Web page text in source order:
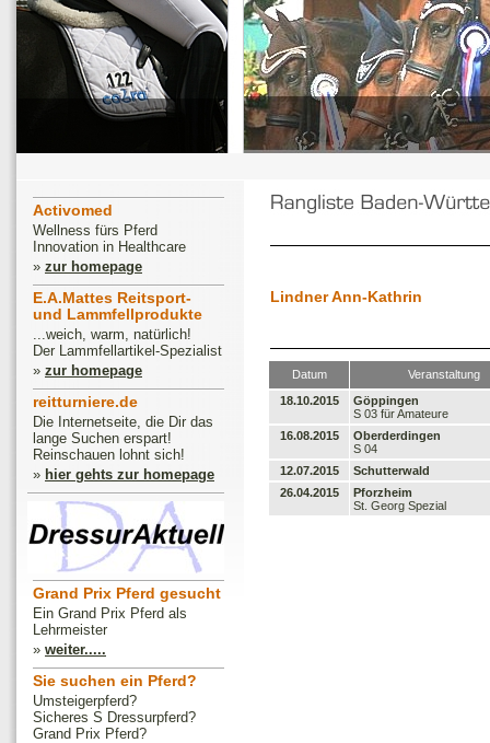
Activomed
Wellness fürs Pferd
Innovation in Healthcare
» zur homepage
E.A.Mattes Reitsport-
und Lammfellprodukte
...weich, warm, natürlich!
Der Lammfellartikel-Spezialist
» zur homepage
reitturniere.de
Die Internetseite, die Dir das
lange Suchen erspart!
Reinschauen lohnt sich!
» hier gehts zur homepage
Grand Prix Pferd gesucht
Ein Grand Prix Pferd als
Lehrmeister
» weiter.....
Sie suchen ein Pferd?
Umsteigerpferd?
Sicheres S Dressurpferd?
Grand Prix Pferd?
Lindner Ann-Kathrin
Datum
Veranstaltung
18.10.2015
Göppingen
S 03 für Amateure
16.08.2015
Oberderdingen
S 04
12.07.2015
Schutterwald
26.04.2015
Pforzheim
St. Georg Spezial